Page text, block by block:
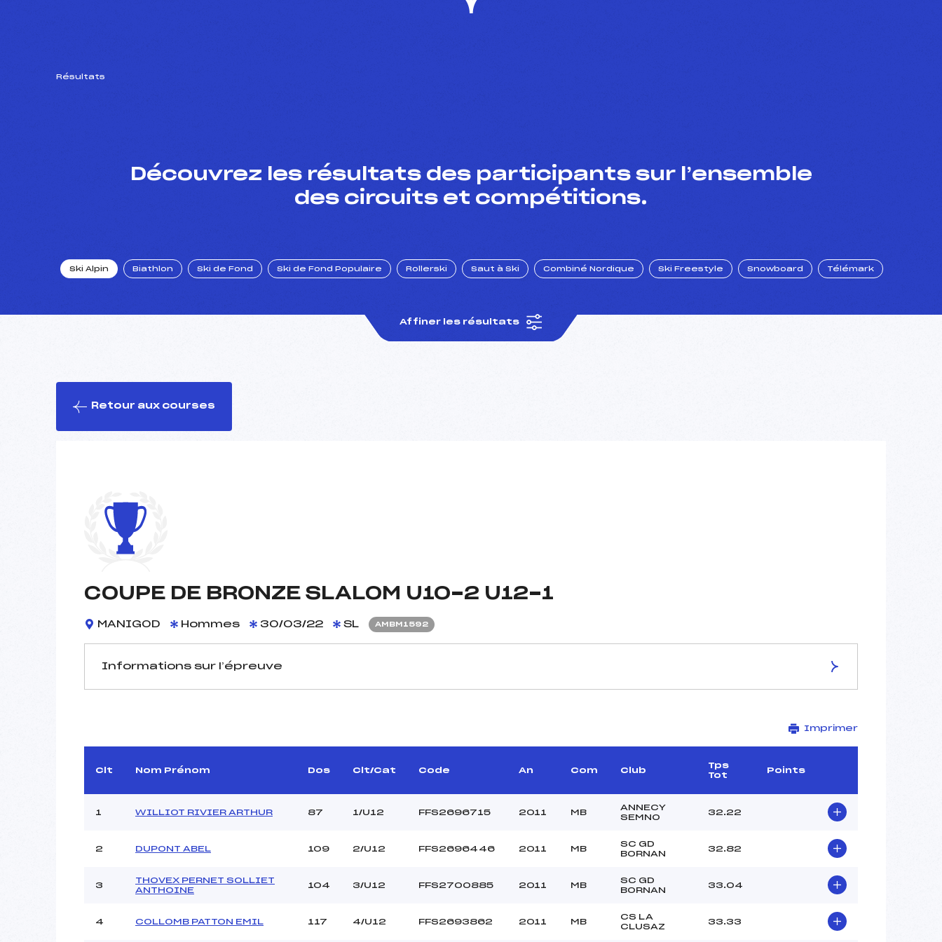
Résultats
Découvrez les résultats des participants sur l’ensemble
des circuits et compétitions.
Ski Alpin Biathlon Ski de Fond Ski de Fond Populaire Rollerski Saut à Ski Combiné Nordique Ski Freestyle Snowboard Télémark
Affiner les résultats
Retour aux courses
COUPE DE BRONZE SLALOM U10-2 U12-1
MANIGOD Hommes 30/03/22 SL AMBM1592
Informations sur l’épreuve
Arbitre :
PESSEY JULIEN (MB)
GRAND CRET
Altitude départ :
1590
Homologation :
3584/11/18
Heure de départ :
Ouvreurs B :
DREAN (MB)
Ouvreurs B :
Imprimer
Clt Nom Prénom Dos Clt/Cat Code An Com Club
Tps
Tot
Points
1 WILLIOT RIVIER ARTHUR 87 1/U12 FFS2696715 2011 MB
ANNECY
SEMNO
32.22
2 DUPONT ABEL 109 2/U12 FFS2696446 2011 MB
SC GD
BORNAN
32.82
3
THOVEX PERNET SOLLIET
ANTHOINE
104 3/U12 FFS2700885 2011 MB
SC GD
BORNAN
33.04
4 COLLOMB PATTON EMIL 117 4/U12 FFS2693862 2011 MB
CS LA
CLUSAZ
33.33